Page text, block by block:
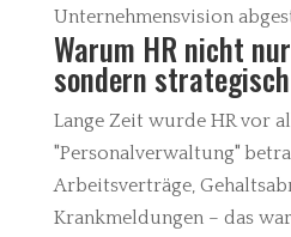
Unternehmensvision
Warum HR nicht
sondern
Lange Zeit wurde HR vor
"Personalverwaltung"
Arbeitsverträge,
Krankmeldungen – das